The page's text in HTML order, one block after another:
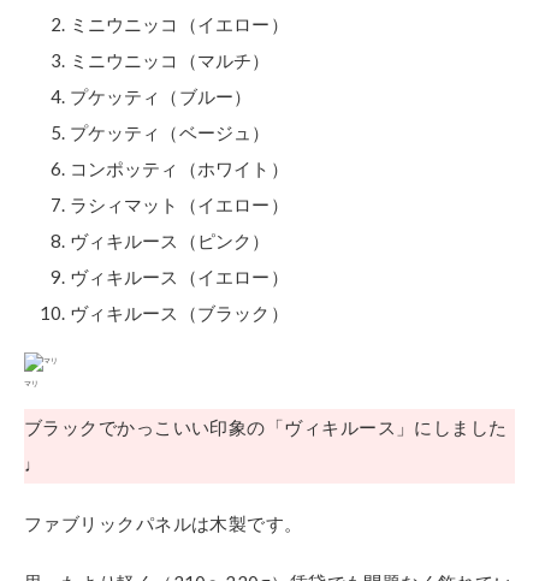
ミニウニッコ（イエロー）
ミニウニッコ（マルチ）
プケッティ（ブルー）
プケッティ（ベージュ）
コンポッティ（ホワイト）
ラシィマット（イエロー）
ヴィキルース（ピンク）
ヴィキルース（イエロー）
ヴィキルース（ブラック）
マリ
ブラックでかっこいい印象の「ヴィキルース」にしました
♩
ファブリックパネルは木製です。